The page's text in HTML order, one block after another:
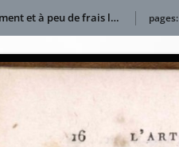
1807 l'art de composer facilement et à peu de frais les liqueurs de tablePublication pages: